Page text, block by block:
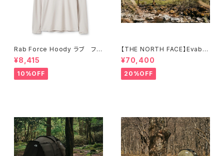
Rab Force Hoody ラブ フォ
ースフーディー（メンズ）
¥8,415
10%OFF
【THE NORTH FACE】Evaba
se 6
¥70,400
20%OFF